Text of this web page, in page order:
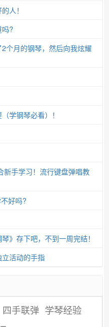
人！
?
个月的钢琴，然后向我炫耀
学钢琴必看）！
新手学习！流行键盘弹唱教
好吗?
》存下吧，不到一周完结！
活动的手指
四手联弹 学琴经验